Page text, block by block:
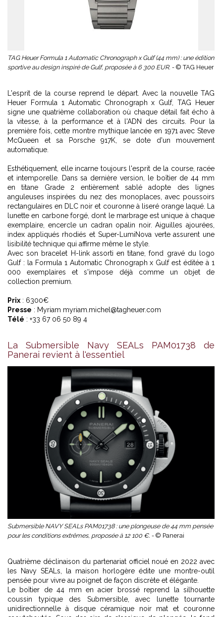
TAG Heuer Formula 1 Automatic Chronograph x Gulf (44 mm) : une édition
sportive au design inspiré de Gulf, proposée à 6 300 EUR. - © TAG Heuer
L'esprit de la course reprend le départ. Avec la nouvelle TAG
Heuer Formula 1 Automatic Chronograph x Gulf, TAG Heuer
signe une quatrième collaboration où chaque détail fait écho à
la vitesse, à la performance et à l'ADN des circuits. Pour la
première fois, cette montre mythique lancée en 1971 avec Steve
McQueen et sa Porsche 917K, se dote d'un mouvement
automatique.
Esthétiquement, elle incarne toujours l'esprit de la course, racée
et intemporelle. Dans sa dernière version, le boîtier de 44 mm
en titane Grade 2 entièrement sablé adopte des lignes
anguleuses inspirées du nez des monoplaces, avec poussoirs
rectangulaires en DLC noir et couronne à liseré orange laqué. La
lunette en carbone forgé, dont le marbrage est unique à chaque
exemplaire, encercle un cadran opalin noir. Aiguilles ajourées,
index appliqués rhodiés et Super-LumiNova verte assurent une
lisibilité technique qui affirme même le style.
Avec son bracelet H-link assorti en titane, fond gravé du logo
Gulf : la Formula 1 Automatic Chronograph x Gulf est éditée à 1
000 exemplaires et s'impose déjà comme un objet de
collection premium.
Prix : 6300€
Presse : Myriam myriam.michel@tagheuer.com
Télé : +33 67 06 50 89 4
La Submersible Navy SEALs PAM01738 de
Panerai revient à l'essentiel
Submersible NAVY SEALs PAM01738 : une plongeuse de 44 mm pensée
pour les conditions extrêmes, proposée à 12 100 €. - © Panerai
Quatrième déclinaison du partenariat officiel noué en 2022 avec
les Navy SEALs, la maison horlogère édite une montre-outil
pensée pour vivre au poignet de façon discrète et élégante.
Le boîtier de 44 mm en acier brossé reprend la silhouette
coussin typique des Submersible, avec lunette tournante
unidirectionnelle à disque céramique noir mat et couronne